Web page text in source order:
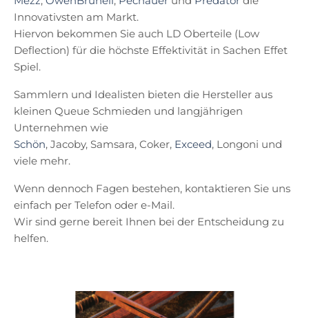
Innovativsten am Markt.
Hiervon bekommen Sie auch LD Oberteile (Low
Deflection) für die höchste Effektivität in Sachen Effet
Spiel.
Sammlern und Idealisten bieten die Hersteller aus
kleinen Queue Schmieden und langjährigen
Unternehmen wie
Schön, Jacoby, Samsara, Coker, Exceed, Longoni und
viele mehr.
Wenn dennoch Fagen bestehen, kontaktieren Sie uns
einfach per Telefon oder e-Mail.
Wir sind gerne bereit Ihnen bei der Entscheidung zu
helfen.